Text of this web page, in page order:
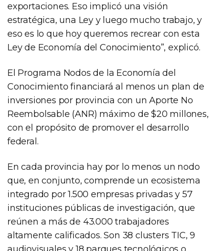
exportaciones. Eso implicó una visión
estratégica, una Ley y luego mucho trabajo, y
eso es lo que hoy queremos recrear con esta
Ley de Economía del Conocimiento”, explicó.
El Programa Nodos de la Economía del
Conocimiento financiará al menos un plan de
inversiones por provincia con un Aporte No
Reembolsable (ANR) máximo de $20 millones,
con el propósito de promover el desarrollo
federal.
En cada provincia hay por lo menos un nodo
que, en conjunto, comprende un ecosistema
integrado por 1.500 empresas privadas y 57
instituciones públicas de investigación, que
reúnen a más de 43.000 trabajadores
altamente calificados. Son 38 clusters TIC, 9